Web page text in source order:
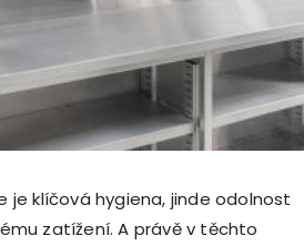
je klíčová hygiena, jinde odolnost
zatížení. A právě v těchto